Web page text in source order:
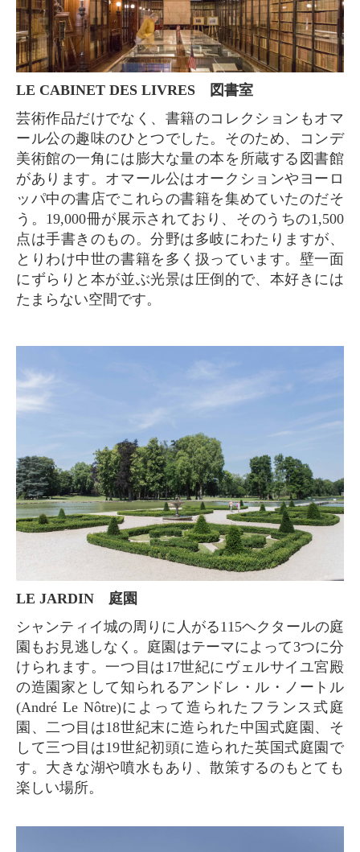
LE CABINET DES LIVRES 図書室
芸術作品だけでなく、書籍のコレクションもオマ
ール公の趣味のひとつでした。そのため、コンデ
美術館の一角には膨大な量の本を所蔵する図書館
があります。オマール公はオークションやヨーロ
ッパ中の書店でこれらの書籍を集めていたのだそ
う。19,000冊が展示されており、そのうちの1,500
点は手書きのもの。分野は多岐にわたりますが、
とりわけ中世の書籍を多く扱っています。壁一面
にずらりと本が並ぶ光景は圧倒的で、本好きには
たまらない空間です。
LE JARDIN 庭園
シャンティイ城の周りに人がる115ヘクタールの庭
園もお見逃しなく。庭園はテーマによって3つに分
けられます。一つ目は17世紀にヴェルサイユ宮殿
の造園家として知られるアンドレ・ル・ノートル
(André Le Nôtre)によって造られたフランス式庭
園、二つ目は18世紀末に造られた中国式庭園、そ
して三つ目は19世紀初頭に造られた英国式庭園で
す。大きな湖や噴水もあり、散策するのもとても
楽しい場所。